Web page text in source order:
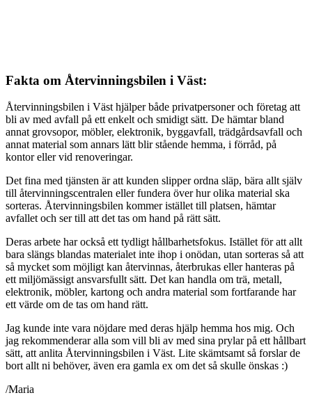
Fakta om Återvinningsbilen i Väst:
Återvinningsbilen i Väst hjälper både privatpersoner och företag att
bli av med avfall på ett enkelt och smidigt sätt. De hämtar bland
annat grovsopor, möbler, elektronik, byggavfall, trädgårdsavfall och
annat material som annars lätt blir stående hemma, i förråd, på
kontor eller vid renoveringar.
Det fina med tjänsten är att kunden slipper ordna släp, bära allt själv
till återvinningscentralen eller fundera över hur olika material ska
sorteras. Återvinningsbilen kommer istället till platsen, hämtar
avfallet och ser till att det tas om hand på rätt sätt.
Deras arbete har också ett tydligt hållbarhetsfokus. Istället för att allt
bara slängs blandas materialet inte ihop i onödan, utan sorteras så att
så mycket som möjligt kan återvinnas, återbrukas eller hanteras på
ett miljömässigt ansvarsfullt sätt. Det kan handla om trä, metall,
elektronik, möbler, kartong och andra material som fortfarande har
ett värde om de tas om hand rätt.
Jag kunde inte vara nöjdare med deras hjälp hemma hos mig. Och
jag rekommenderar alla som vill bli av med sina prylar på ett hållbart
sätt, att anlita Återvinningsbilen i Väst. Lite skämtsamt så forslar de
bort allt ni behöver, även era gamla ex om det så skulle önskas :)
/Maria